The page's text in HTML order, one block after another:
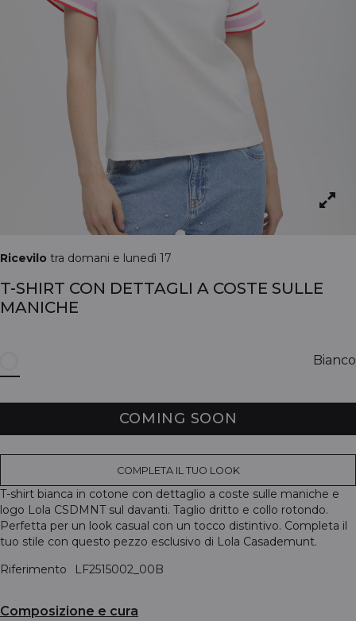
Ricevilo tra domani e lunedì 17
T-SHIRT CON DETTAGLI A COSTE SULLE
MANICHE
Bianco
COMING SOON
COMPLETA IL TUO LOOK
T-shirt bianca in cotone con dettaglio a coste sulle maniche e
logo Lola CSDMNT sul davanti. Taglio dritto e collo rotondo.
Perfetta per un look casual con un tocco distintivo. Completa il
tuo stile con questo pezzo esclusivo di Lola Casademunt.
Riferimento
LF2515002_00B
Composizione e cura